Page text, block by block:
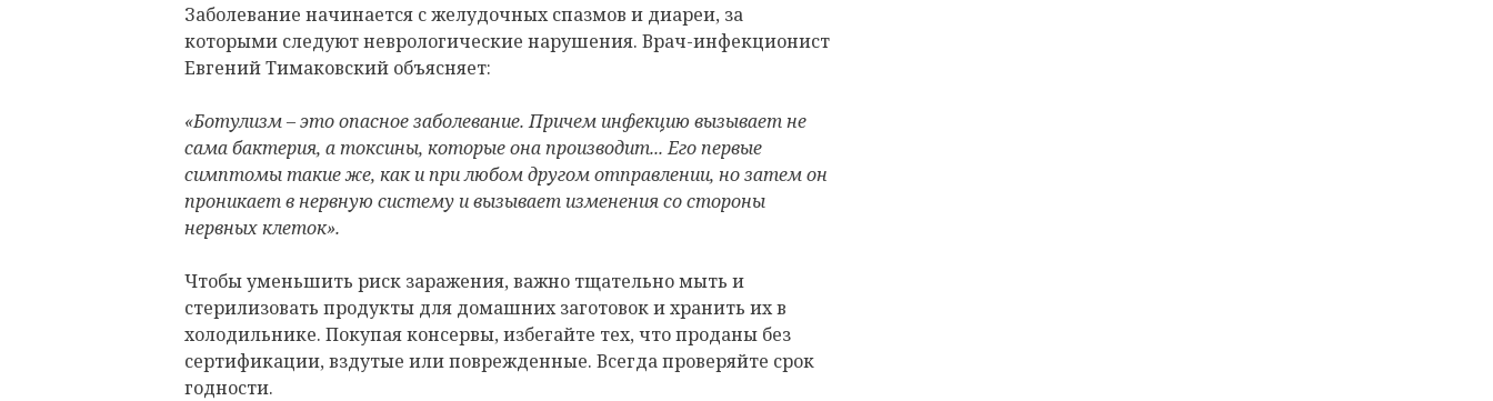
Заболевание начинается с желудочных спазмов и диареи, за
которыми следуют неврологические нарушения. Врач-инфекционист
Евгений Тимаковский объясняет:
«Ботулизм – это опасное заболевание. Причем инфекцию вызывает не
сама бактерия, а токсины, которые она производит... Его первые
симптомы такие же, как и при любом другом отправлении, но затем он
проникает в нервную систему и вызывает изменения со стороны
нервных клеток».
Чтобы уменьшить риск заражения, важно тщательно мыть и
стерилизовать продукты для домашних заготовок и хранить их в
холодильнике. Покупая консервы, избегайте тех, что проданы без
сертификации, вздутые или поврежденные. Всегда проверяйте срок
годности.